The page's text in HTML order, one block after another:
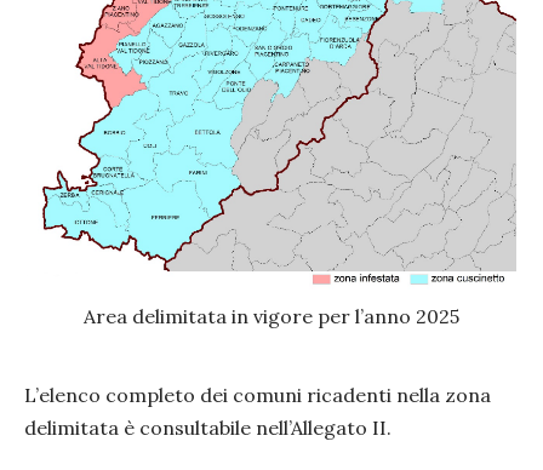
Area delimitata in vigore per l’anno 2025
L’elenco completo dei comuni ricadenti nella zona
delimitata è consultabile nell’Allegato II.